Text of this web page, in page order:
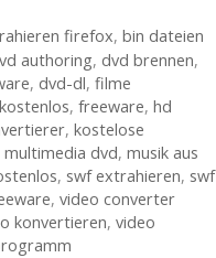
firefox, bin dateien
authoring, dvd brennen,
, dvd-dl, filme
, freeware, hd
, kostelose
multimedia dvd, musik aus
, swf extrahieren, swf
, video converter
konvertieren, video